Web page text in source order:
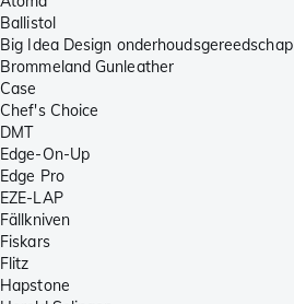
Ballistol
Big Idea Design onderhoudsgereedschap
Brommeland Gunleather
Case
Chef's Choice
DMT
Edge-On-Up
Edge Pro
EZE-LAP
Fällkniven
Fiskars
Flitz
Hapstone